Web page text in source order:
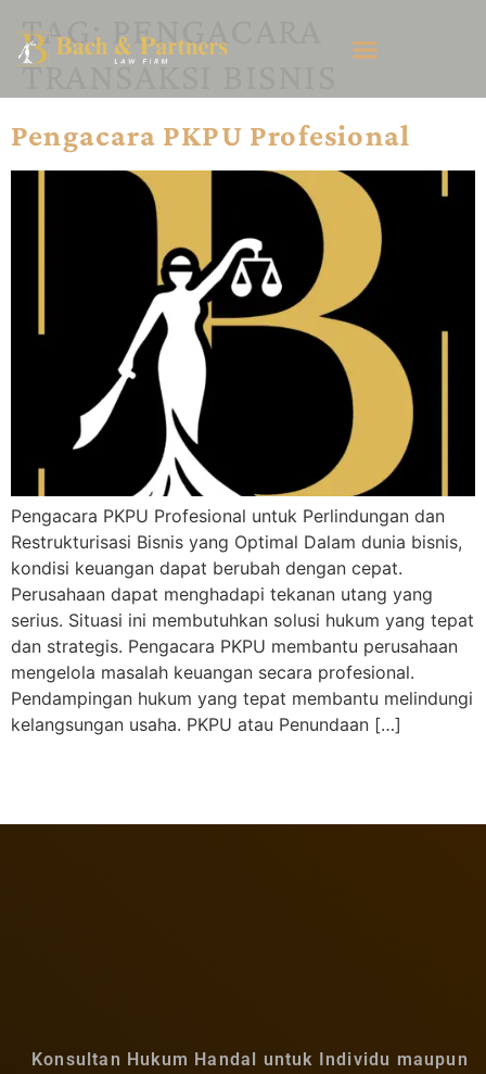
TAG: PENGACARA
TRANSAKSI BISNIS
Pengacara PKPU Profesional
Pengacara PKPU Profesional untuk Perlindungan dan
Restrukturisasi Bisnis yang Optimal Dalam dunia bisnis,
kondisi keuangan dapat berubah dengan cepat.
Perusahaan dapat menghadapi tekanan utang yang
serius. Situasi ini membutuhkan solusi hukum yang tepat
dan strategis. Pengacara PKPU membantu perusahaan
mengelola masalah keuangan secara profesional.
Pendampingan hukum yang tepat membantu melindungi
kelangsungan usaha. PKPU atau Penundaan […]
Konsultan Hukum Handal untuk Individu maupun